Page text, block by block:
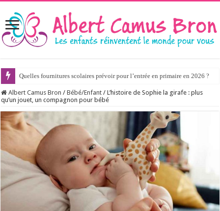
Quelles fournitures scolaires prévoir pour l’entrée en primaire en 2026 ?
Albert Camus Bron / Bébé/Enfant / L’histoire de Sophie la girafe : plus
qu’un jouet, un compagnon pour bébé